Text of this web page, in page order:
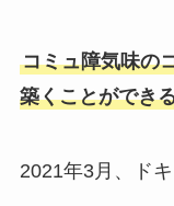
コミュ障気味の
築くことができ
2021年3月、ド